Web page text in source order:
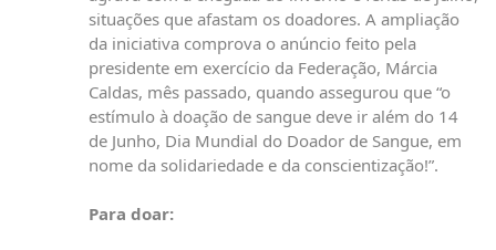
situações que afastam os doadores. A ampliação
da iniciativa comprova o anúncio feito pela
presidente em exercício da Federação, Márcia
Caldas, mês passado, quando assegurou que “o
estímulo à doação de sangue deve ir além do 14
de Junho, Dia Mundial do Doador de Sangue, em
nome da solidariedade e da conscientização!”.
Para doar: